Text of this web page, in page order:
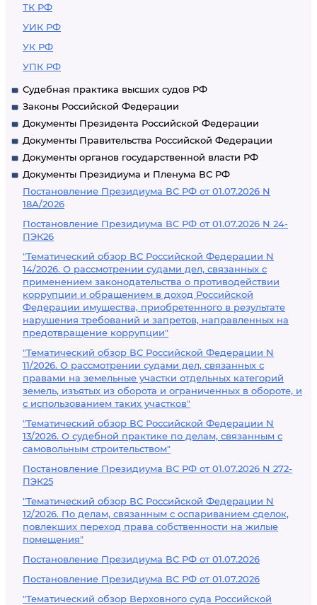
ТК РФ
УИК РФ
УК РФ
УПК РФ
Судебная практика высших судов РФ
Законы Российской Федерации
Документы Президента Российской Федерации
Документы Правительства Российской Федерации
Документы органов государственной власти РФ
Документы Президиума и Пленума ВС РФ
Постановление Президиума ВС РФ от 01.07.2026 N
18А/2026
Постановление Президиума ВС РФ от 01.07.2026 N 24-
ПЭК26
"Тематический обзор ВС Российской Федерации N
14/2026. О рассмотрении судами дел, связанных с
применением законодательства о противодействии
коррупции и обращением в доход Российской
Федерации имущества, приобретенного в результате
нарушения требований и запретов, направленных на
предотвращение коррупции"
"Тематический обзор ВС Российской Федерации N
11/2026. О рассмотрении судами дел, связанных с
правами на земельные участки отдельных категорий
земель, изъятых из оборота и ограниченных в обороте, и
с использованием таких участков"
"Тематический обзор ВС Российской Федерации N
13/2026. О судебной практике по делам, связанным с
самовольным строительством"
Постановление Президиума ВС РФ от 01.07.2026 N 272-
ПЭК25
"Тематический обзор ВС Российской Федерации N
12/2026. По делам, связанным с оспариванием сделок,
повлекших переход права собственности на жилые
помещения"
Постановление Президиума ВС РФ от 01.07.2026
Постановление Президиума ВС РФ от 01.07.2026
"Тематический обзор Верховного суда Российской